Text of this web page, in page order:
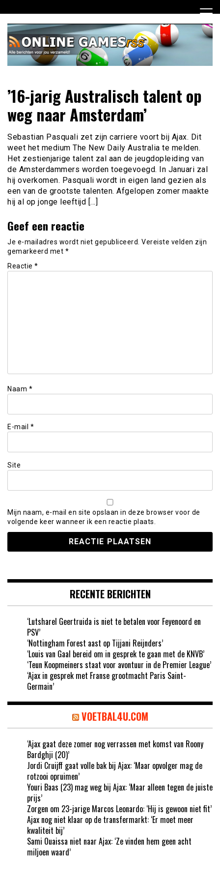
naar
inhoud
Online Games RSS
verzameld
’16-jarig Australisch talent op
weg naar Amsterdam’
Sebastian Pasquali zet zijn carriere voort bij Ajax. Dit
weet het medium The New Daily Australia te melden.
Het zestienjarige talent zal aan de jeugdopleiding van
de Amsterdammers worden toegevoegd. In Januari zal
hij overkomen. Pasquali wordt in eigen land gezien als
een van de grootste talenten. Afgelopen zomer maakte
hij al op jonge leeftijd […]
Geef een reactie
Je e-mailadres wordt niet gepubliceerd. Vereiste velden zijn
gemarkeerd met *
Reactie *
Naam *
E-mail *
Site
Mijn naam, e-mail en site opslaan in deze browser voor de
volgende keer wanneer ik een reactie plaats.
RECENTE BERICHTEN
‘Lutsharel Geertruida is niet te betalen voor Feyenoord en
PSV’
‘Nottingham Forest aast op Tijjani Reijnders’
‘Louis van Gaal bereid om in gesprek te gaan met de KNVB’
‘Teun Koopmeiners staat voor avontuur in de Premier League’
‘Ajax in gesprek met Franse grootmacht Paris Saint-
Germain’
VOETBAL4U.COM
‘Ajax gaat deze zomer nog verrassen met komst van Roony
Bardghji (20)’
Jordi Cruijff gaat volle bak bij Ajax: ‘Maar opvolger mag de
rotzooi opruimen’
Youri Baas (23) mag weg bij Ajax: ‘Maar alleen tegen de juiste
prijs’
Zorgen om 23-jarige Marcos Leonardo: ‘Hij is gewoon niet fit’
Ajax nog niet klaar op de transfermarkt: ‘Er moet meer
kwaliteit bij’
Sami Ouaissa niet naar Ajax: ‘Ze vinden hem geen acht
miljoen waard’